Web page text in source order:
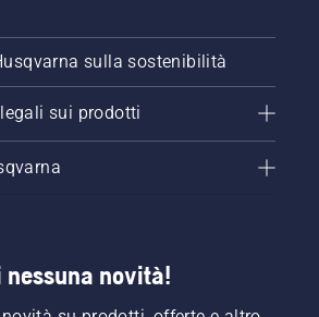
sulla sostenibilità
sui prodotti
nessuna novità!